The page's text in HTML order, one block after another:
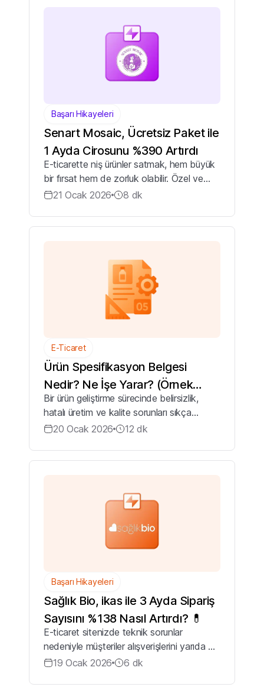
Başarı Hikayeleri
Senart Mosaic, Ücretsiz Paket ile
1 Ayda Cirosunu %390 Artırdı
E-ticarette niş ürünler satmak, hem büyük
bir fırsat hem de zorluk olabilir. Özel ve
sanatsal ürünleriniz var ancak bunları
21 Ocak 2026 8 dk
E-Ticaret
Ürün Spesifikasyon Belgesi
Nedir? Ne İşe Yarar? (Örnek
Şablon)
Bir ürün geliştirme sürecinde belirsizlik,
hatalı üretim ve kalite sorunları sıkça
görülür. Bu durum, hem maliyetleri yükseltir
20 Ocak 2026 12 dk
Başarı Hikayeleri
Sağlık Bio, ikas ile 3 Ayda Sipariş
Sayısını %138 Nasıl Artırdı? 💊
E-ticaret sitenizde teknik sorunlar
nedeniyle müşteriler alışverişlerini yarıda mı
bırakıyor? E-posta kampanyalarınızı
19 Ocak 2026 6 dk